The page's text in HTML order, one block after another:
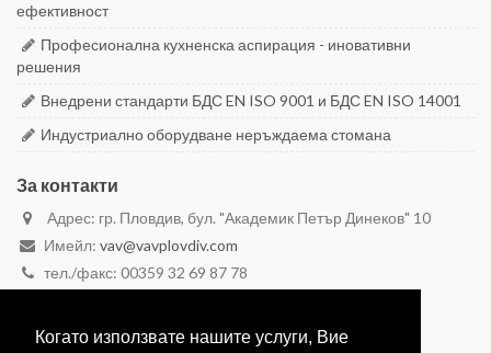
Когато използвате нашите услуги, Вие
ефективност
Професионална кухненска аспирация - иновативни
решения
Внедрени стандарти БДС EN ISO 9001 и БДС EN ISO 14001
Индустриално оборудване неръждаема стомана
За контакти
Адрес: гр. Пловдив, бул. "Академик Петър Динеков" 10
Имейл: vav@vavplovdiv.com
тел./факс: 00359 32 69 87 78
моб. 00359 888 26 26 23